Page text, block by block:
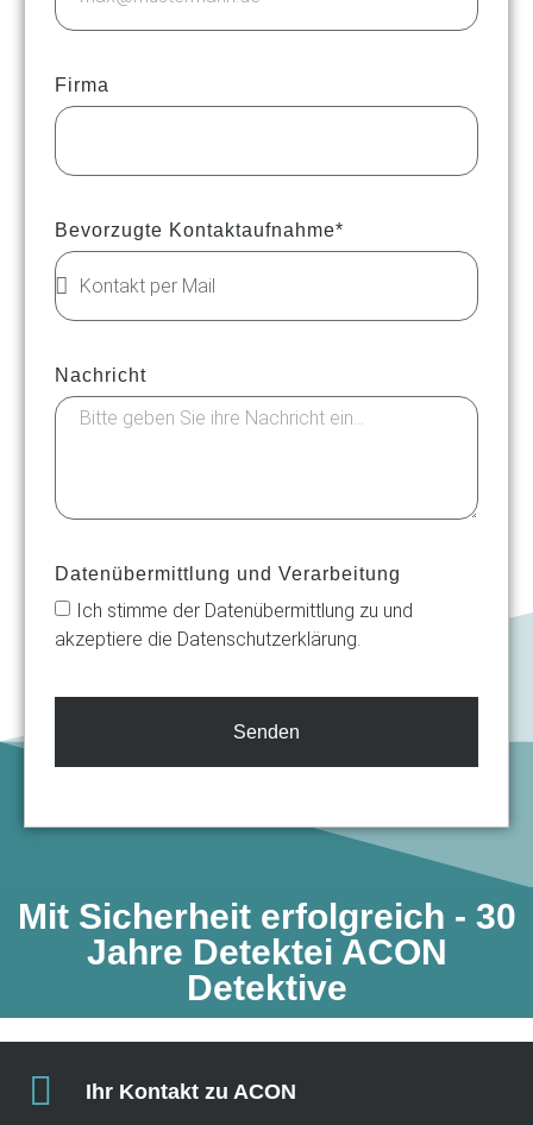
Firma
Bevorzugte Kontaktaufnahme*
Nachricht
Datenübermittlung und Verarbeitung
Ich stimme der Datenübermittlung zu und
akzeptiere die Datenschutzerklärung.
Senden
Mit Sicherheit erfolgreich - 30
Jahre Detektei ACON
Detektive​
Ihr Kontakt zu ACON